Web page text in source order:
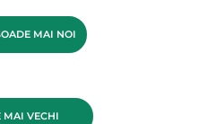
MAI NOI
MAI VECHI